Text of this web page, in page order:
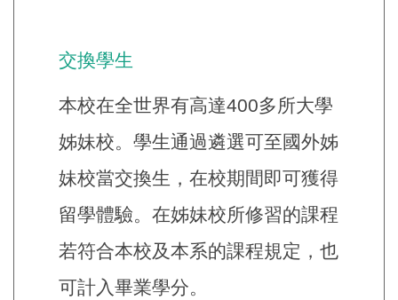
交換學生
本校在全世界有高達400多所大學
姊妹校。學生通過遴選可至國外姊
妹校當交換生，在校期間即可獲得
留學體驗。在姊妹校所修習的課程
若符合本校及本系的課程規定，也
可計入畢業學分。